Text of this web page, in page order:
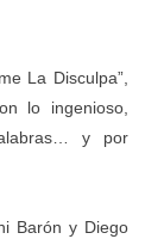
La Disculpa”,
lo ingenioso,
y por
Barón y Diego